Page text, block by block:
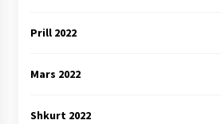
Prill 2022
Mars 2022
Shkurt 2022